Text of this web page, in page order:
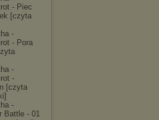
- Piec
[czyta
-
- Pora
-
-
[czyta
-
Battle - 01